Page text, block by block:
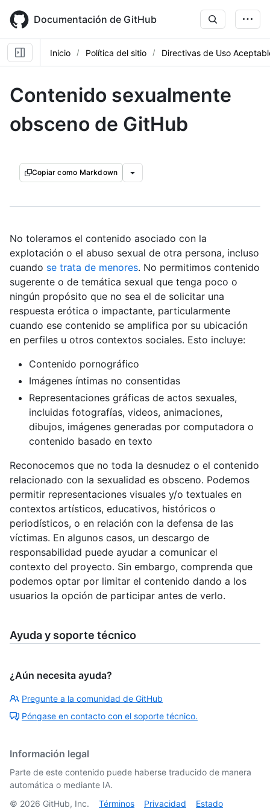
main
content
Documentación de GitHub
Inicio Política del sitio Directivas de Uso
Contenido sexualmente
obsceno de GitHub
Copiar como Markdown
No toleramos el contenido asociado con la
explotación o el abuso sexual de otra persona, incluso
cuando se trata de menores. No permitimos contenido
sugerente o de temática sexual que tenga poco o
ningún propósito que no sea el de solicitar una
respuesta erótica o impactante, particularmente
cuando ese contenido se amplifica por su ubicación
en perfiles u otros contextos sociales. Esto incluye:
Contenido pornográfico
Imágenes íntimas no consentidas
Representaciones gráficas de actos sexuales,
incluidas fotografías, videos, animaciones,
dibujos, imágenes generadas por computadora o
contenido basado en texto
Reconocemos que no toda la desnudez o el contenido
relacionado con la sexualidad es obsceno. Podemos
permitir representaciones visuales y/o textuales en
contextos artísticos, educativos, históricos o
periodísticos, o en relación con la defensa de las
víctimas. En algunos casos, un descargo de
responsabilidad puede ayudar a comunicar el
contexto del proyecto. Sin embargo, comprenda que
podemos optar por limitar el contenido dando a los
usuarios la opción de participar antes de verlo.
Ayuda y soporte técnico
¿Aún necesita ayuda?
Pregunte a la comunidad de GitHub
Póngase en contacto con el soporte técnico.
Información legal
Parte de este contenido puede haberse traducido de manera
automática o mediante IA.
© 2026 GitHub, Inc. Términos Privacidad Estado